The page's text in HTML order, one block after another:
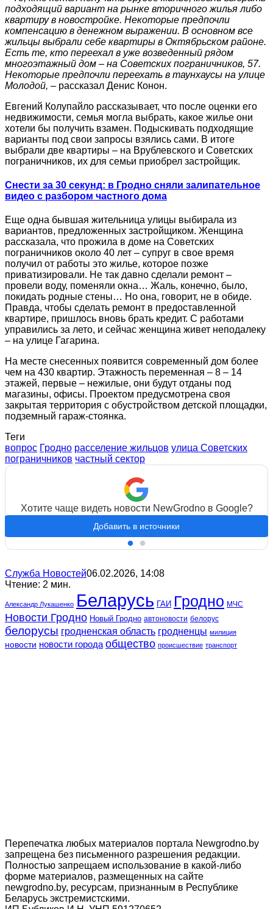
подходящий вариант на рынке вторичного жилья либо
квартиру в новостройке. Некоторые предпочли
компенсацию в денежном выражении. В основном все
жильцы выбрали себе квартиры в Октябрьском районе.
Есть те, кто переехал в уже возведенный рядом
многоэтажный дом – на Советских пограничников, 57.
Некоторые предпочли переехать в таунхаусы на улице
Молодой, – рассказал Денис Конон.
Евгений Колупайло рассказывает, что после оценки его
недвижимости, семья могла выбрать, какое жилье они
хотели бы получить взамен. Подыскивать подходящие
варианты под свои запросы взялись сами. В итоге
выбрали две квартиры – на Врублевского и Советских
пограничников, их для семьи приобрел застройщик.
Снести за 30 секунд: в Гродно сняли залипательное
видео с разбором частного дома
Еще одна бывшая жительница улицы выбирала из
вариантов, предложенных застройщиком. Женщина
рассказала, что прожила в доме на Советских
пограничников около 40 лет – супруг в свое время
получил от работы это жилье, которое позже
приватизировали. Не так давно сделали ремонт –
провели воду, поменяли окна… Жаль, конечно, было,
покидать родные стены… Но она, говорит, не в обиде.
Правда, чтобы сделать ремонт в предоставленной
квартире, пришлось вновь брать кредит. С работами
управились за лето, и сейчас женщина живет неподалеку
– на улице Гагарина.
На месте снесенных появится современный дом более
чем на 430 квартир. Этажность переменная – 8 – 14
этажей, первые – нежилые, они будут отданы под
магазины, офисы. Проектом предусмотрена своя
закрытая территория с обустройством детской площадки,
подземный гараж-стоянка.
Теги
вопрос Гродно расселение жильцов улица Советских
пограничников частный сектор
Хотите чаще видеть новости NewGrodno в Google?
Добавить в источники
Служба Новостей06.02.2026, 14:08
Чтение: 2 мин.
Александр Лукашенко Беларусь ГАИ Гродно МЧС
Новости Гродно Новый Гродно автоновости белорус
белорусы гродненская область гродненцы милиция
новости новости города общество происшествие транспорт
Перепечатка любых материалов портала Newgrodno.by
запрещена без письменного разрешения редакции.
Полностью запрещаем использование в какой-либо
форме материалов, размещенных на сайте
newgrodno.by, ресурсам, признанным в Республике
Беларусь экстремистскими.